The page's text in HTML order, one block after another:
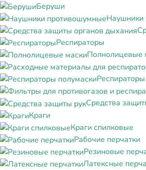
Беруши
Наушники
Респираторы
Полнолицевые
Средства
Краги
Краги спилковые
Рабочие перчатки
Резиновые
Латексные